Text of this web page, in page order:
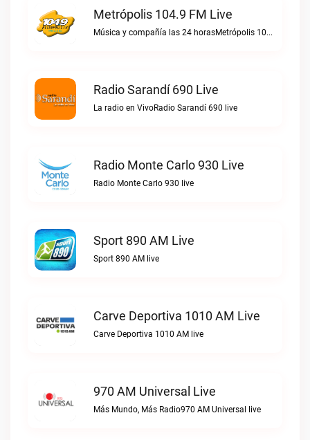
Metrópolis 104.9 FM Live
Música y compañía las 24 horasMetrópolis 104.9 FM live
Radio Sarandí 690 Live
La radio en VivoRadio Sarandí 690 live
Radio Monte Carlo 930 Live
Radio Monte Carlo 930 live
Sport 890 AM Live
Sport 890 AM live
Carve Deportiva 1010 AM Live
Carve Deportiva 1010 AM live
970 AM Universal Live
Más Mundo, Más Radio970 AM Universal live